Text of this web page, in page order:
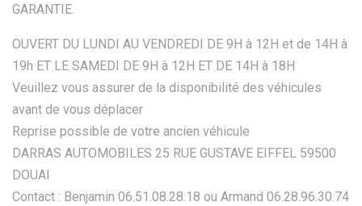
GARANTIE.
OUVERT DU LUNDI AU VENDREDI DE 9H à 12H et de 14H à
19h ET LE SAMEDI DE 9H à 12H ET DE 14H à 18H
Veuillez vous assurer de la disponibilité des véhicules
avant de vous déplacer
Reprise possible de votre ancien véhicule
DARRAS AUTOMOBILES 25 RUE GUSTAVE EIFFEL 59500
DOUAI
Contact : Benjamin 06.51.08.28.18 ou Armand 06.28.96.30.74